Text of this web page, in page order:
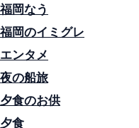
福岡なう
福岡のイミグレ
エンタメ
夜の船旅
夕食のお供
夕食